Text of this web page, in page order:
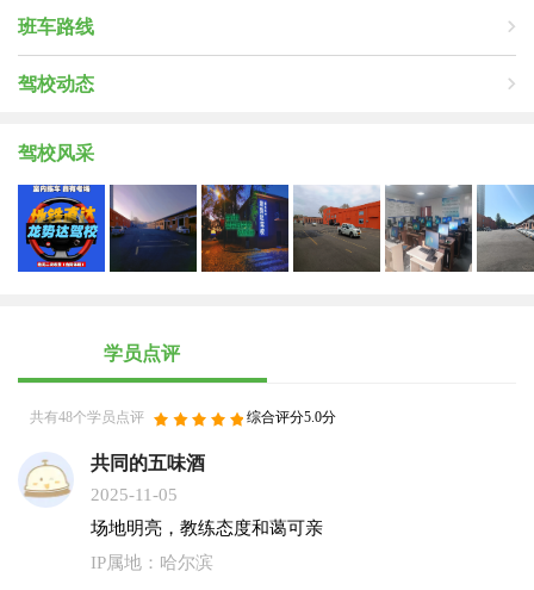
班车路线
驾校动态
驾校风采
学员点评
共有48个学员点评 综合评分5.0分
共同的五味酒
2025-11-05
场地明亮，教练态度和蔼可亲
IP属地：哈尔滨